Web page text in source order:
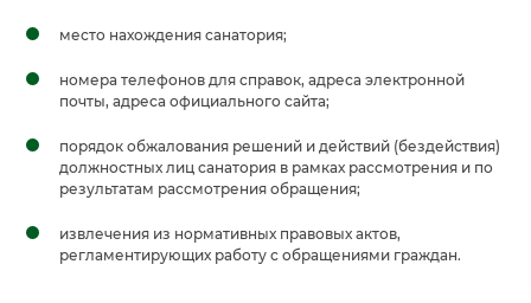
место нахождения санатория;
номера телефонов для справок, адреса электронной
почты, адреса официального сайта;
порядок обжалования решений и действий (бездействия)
должностных лиц санатория в рамках рассмотрения и по
результатам рассмотрения обращения;
извлечения из нормативных правовых актов,
регламентирующих работу с обращениями граждан.